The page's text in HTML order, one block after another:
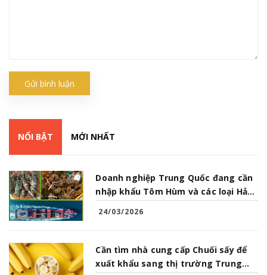
Gửi bình luận
NỔI BẬT MỚI NHẤT
Doanh nghiệp Trung Quốc đang cần
nhập khẩu Tôm Hùm và các loại Hải
24/03/2026
Cần tìm nhà cung cấp Chuối sấy để
xuất khẩu sang thị trường Trung